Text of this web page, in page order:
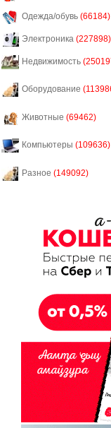
Одежда/обувь (66184)
Электроника (227898)
Недвижимость
Оборудование
Животные (69462)
Компьютеры (109636)
Разное (149092)